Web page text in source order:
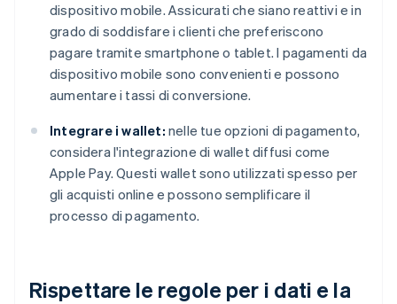
dispositivo mobile. Assicurati che siano reattivi e in
grado di soddisfare i clienti che preferiscono
pagare tramite smartphone o tablet. I pagamenti da
dispositivo mobile sono convenienti e possono
aumentare i tassi di conversione.
Integrare i wallet: nelle tue opzioni di pagamento,
considera l'integrazione di wallet diffusi come
Apple Pay. Questi wallet sono utilizzati spesso per
gli acquisti online e possono semplificare il
processo di pagamento.
Rispettare le regole per i dati e la